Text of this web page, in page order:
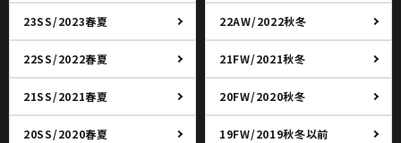
23SS/2023春夏 22AW/2022秋冬
22SS/2022春夏 21FW/2021秋冬
21SS/2021春夏 20FW/2020秋冬
20SS/2020春夏 19FW/2019秋冬以前